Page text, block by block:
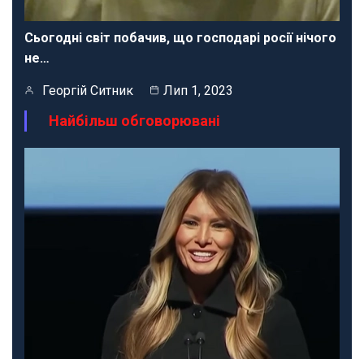
Сьогодні світ побачив, що господарі росії нічого
не…
Георгій Ситник Лип 1, 2023
Найбільш обговорювані